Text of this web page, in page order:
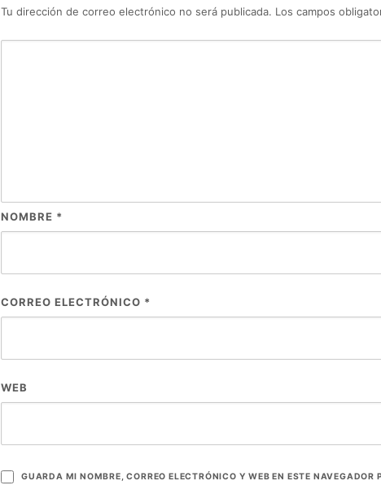
Tu dirección de correo electrónico no será publicada. Los campos
NOMBRE *
CORREO ELECTRÓNICO *
WEB
GUARDA MI NOMBRE, CORREO ELECTRÓNICO Y WEB EN ESTE